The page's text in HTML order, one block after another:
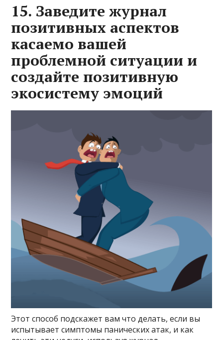
15. Заведите журнал
позитивных аспектов
касаемо вашей
проблемной ситуации и
создайте позитивную
экосистему эмоций
Этот способ подскажет вам что делать, если вы
испытывает симптомы панических атак, и как